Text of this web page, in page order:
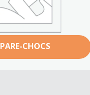
PARE-CHOCS